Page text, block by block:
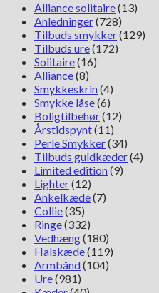
Alliance solitaire(13)
Anledninger(728)
Tilbuds smykker(129)
Tilbuds ure(172)
Solitaire(16)
Alliance(8)
Smykkeskrin(4)
Smykke låse(6)
Boligtilbehør(12)
Årstidspynt(11)
Perle Smykker(34)
Tilbuds guldkæder(4)
Limited edition(9)
Lighter(12)
Ankelkæde(7)
Collie(35)
Ringe(332)
Vedhæng(180)
Halskæde(119)
Armbånd(104)
Ure(981)